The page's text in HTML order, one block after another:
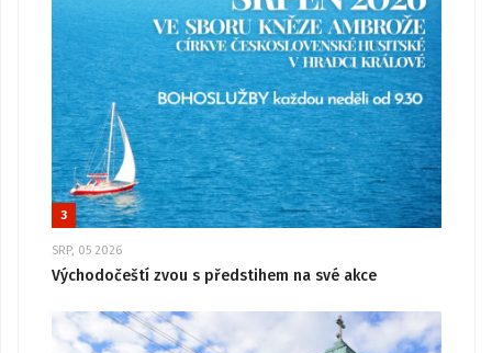
3
SRP, 05 2026
Východočeští zvou s předstihem na své akce